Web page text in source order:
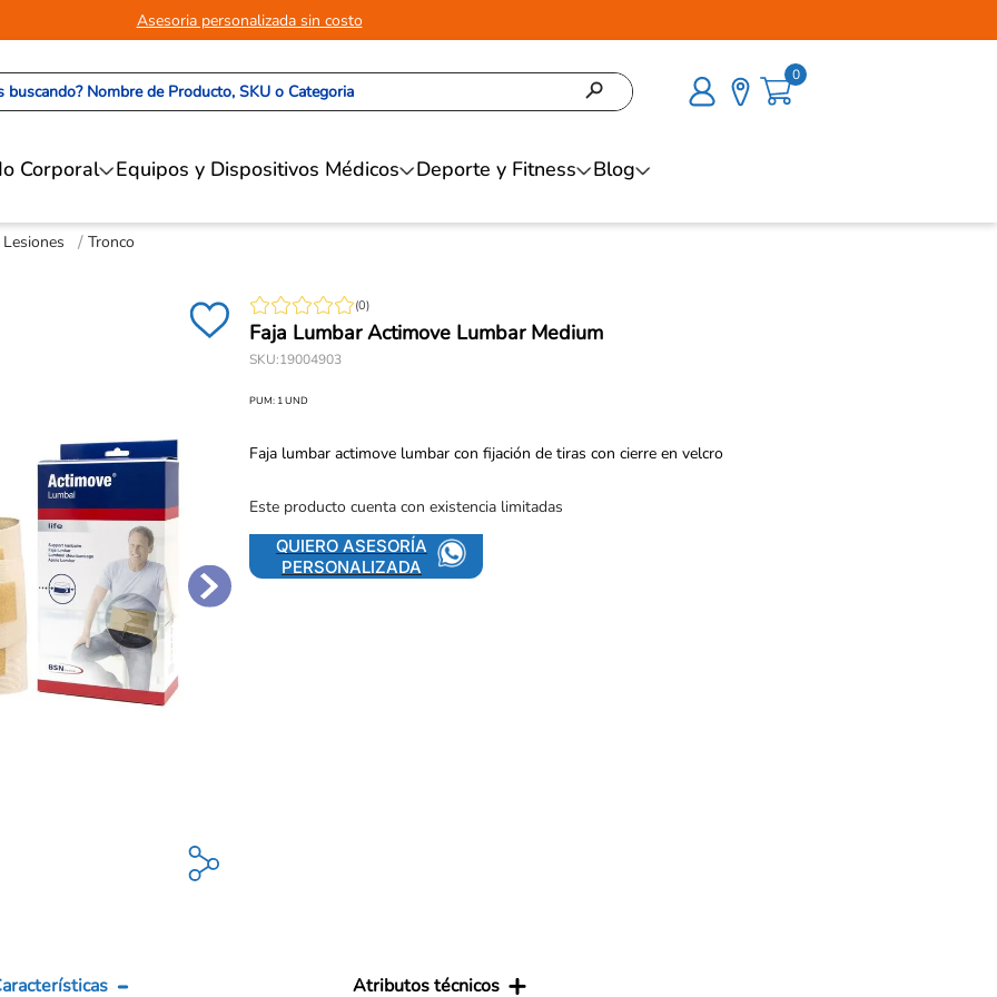
Asesoria personalizada sin costo
Nombre de Producto, SKU o Categoria 0
Corporal Equipos y Dispositivos Médicos Deporte y Fitness Blog
Tronco
(0)
Faja Lumbar Actimove Lumbar Medium
SKU:19004903
PUM: 1UND
Faja lumbar actimove lumbar con fijación de tiras con cierre en velcro
Este producto cuenta con existencia limitadas
QUIERO ASESORÍA
PERSONALIZADA
Atributos técnicos